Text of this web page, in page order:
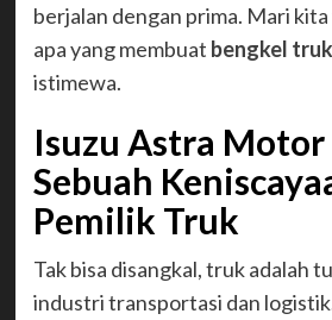
berjalan dengan prima. Mari
apa yang membuat bengkel truk
istimewa.
Isuzu Astra
Sebuah
Pemilik Truk
Tak bisa disangkal, truk adalah
industri transportasi dan